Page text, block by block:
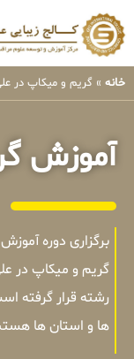
خانه » گریم و میکاپ در
آموزش
برگزاری دوره
گریم و میکاپ در
رشته قرار گرفته
ها و استان ها هستند بصورت